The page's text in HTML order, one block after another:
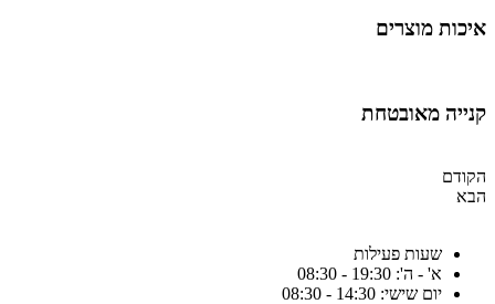
מוצרים
מאובטחת
שעות פעילות
א' - ה': 19:30 - 08:30
יום שישי: 14:30 - 08:30